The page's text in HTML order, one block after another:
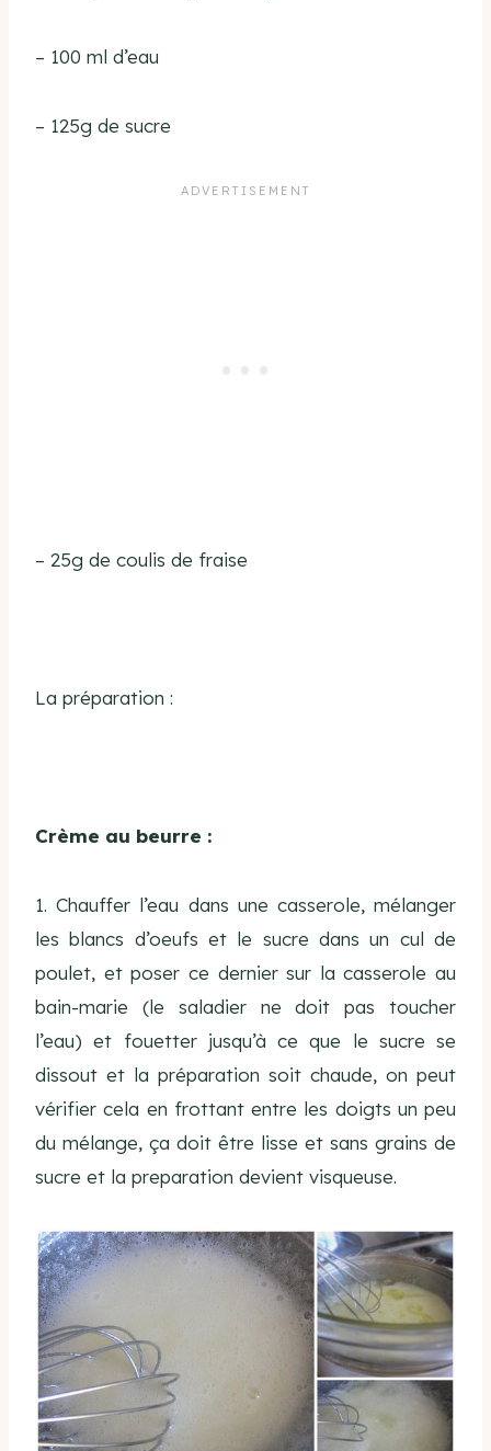
– 100 ml d’eau
– 125g de sucre
– 25g de coulis de fraise
La préparation :
Crème au beurre :
1. Chauffer l’eau dans une casserole, mélanger
les blancs d’oeufs et le sucre dans un cul de
poulet, et poser ce dernier sur la casserole au
bain-marie (le saladier ne doit pas toucher
l’eau) et fouetter jusqu’à ce que le sucre se
dissout et la préparation soit chaude, on peut
vérifier cela en frottant entre les doigts un peu
du mélange, ça doit être lisse et sans grains de
sucre et la preparation devient visqueuse.